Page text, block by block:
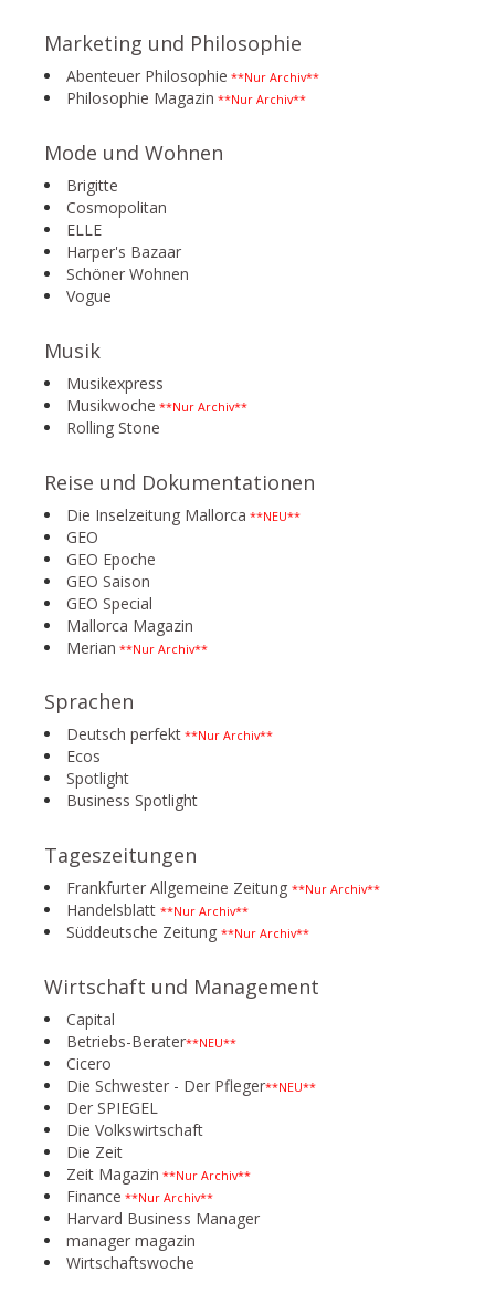
Marketing und Philosophie
Abenteuer Philosophie **Nur Archiv**
Philosophie Magazin **Nur Archiv**
Mode und Wohnen
Brigitte
Cosmopolitan
ELLE
Harper's Bazaar
Schöner Wohnen
Vogue
Musik
Musikexpress
Musikwoche **Nur Archiv**
Rolling Stone
Reise und Dokumentationen
Die Inselzeitung Mallorca **NEU**
GEO
GEO Epoche
GEO Saison
GEO Special
Mallorca Magazin
Merian **Nur Archiv**
Sprachen
Deutsch perfekt **Nur Archiv**
Ecos
Spotlight
Business Spotlight
Tageszeitungen
Frankfurter Allgemeine Zeitung **Nur Archiv**
Handelsblatt **Nur Archiv**
Süddeutsche Zeitung **Nur Archiv**
Wirtschaft und Management
Capital
Betriebs-Berater**NEU**
Cicero
Die Schwester - Der Pfleger**NEU**
Der SPIEGEL
Die Volkswirtschaft
Die Zeit
Zeit Magazin **Nur Archiv**
Finance **Nur Archiv**
Harvard Business Manager
manager magazin
Wirtschaftswoche